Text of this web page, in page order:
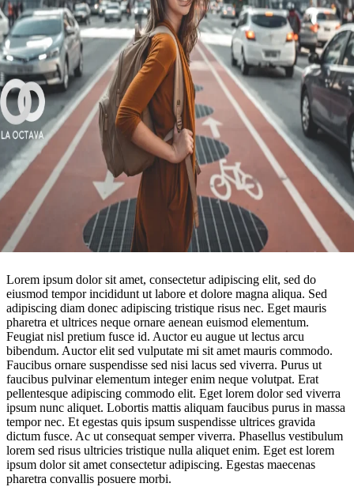
Lorem ipsum dolor sit amet, consectetur adipiscing elit, sed do
eiusmod tempor incididunt ut labore et dolore magna aliqua. Sed
adipiscing diam donec adipiscing tristique risus nec. Eget mauris
pharetra et ultrices neque ornare aenean euismod elementum.
Feugiat nisl pretium fusce id. Auctor eu augue ut lectus arcu
bibendum. Auctor elit sed vulputate mi sit amet mauris commodo.
Faucibus ornare suspendisse sed nisi lacus sed viverra. Purus ut
faucibus pulvinar elementum integer enim neque volutpat. Erat
pellentesque adipiscing commodo elit. Eget lorem dolor sed viverra
ipsum nunc aliquet. Lobortis mattis aliquam faucibus purus in massa
tempor nec. Et egestas quis ipsum suspendisse ultrices gravida
dictum fusce. Ac ut consequat semper viverra. Phasellus vestibulum
lorem sed risus ultricies tristique nulla aliquet enim. Eget est lorem
ipsum dolor sit amet consectetur adipiscing. Egestas maecenas
pharetra convallis posuere morbi.